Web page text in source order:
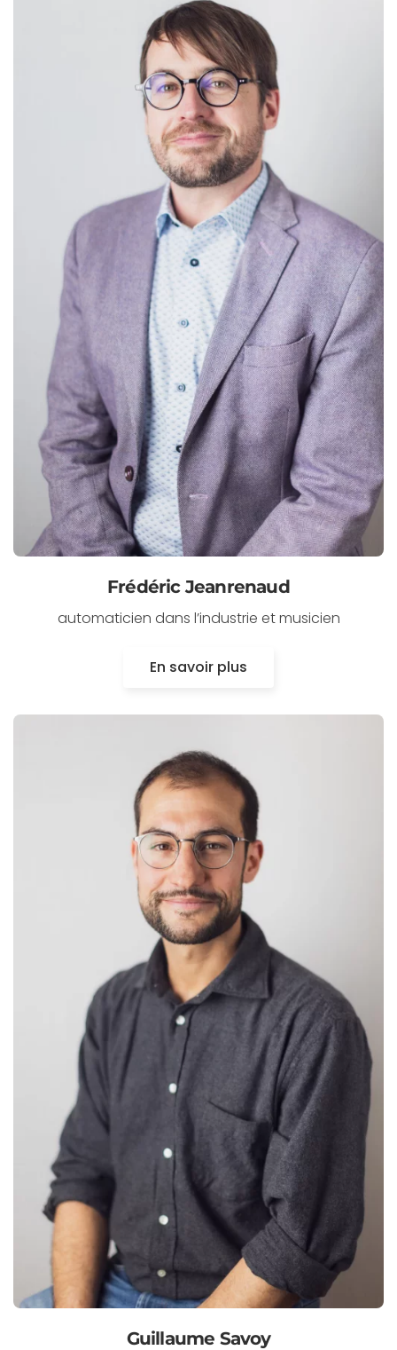
Frédéric Jeanrenaud
automaticien dans l’industrie et musicien
En savoir plus
Guillaume Savoy